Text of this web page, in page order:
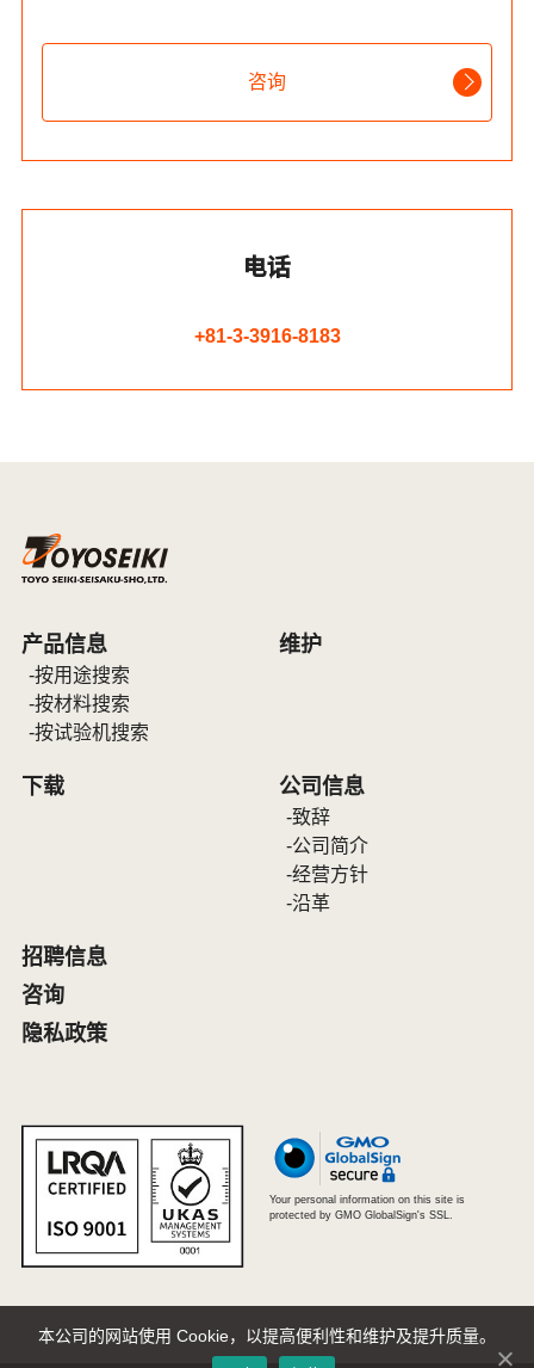
咨询
电话
+81-3-3916-8183
产品信息
按用途搜索
按材料搜索
按试验机搜索
维护
下载 公司信息
致辞
公司简介
经营方针
沿革
招聘信息
咨询
隐私政策
Your personal information on this site is
protected by GMO GlobalSign's SSL.
本公司的网站使用 Cookie，以提高便利性和维护及提升质量。